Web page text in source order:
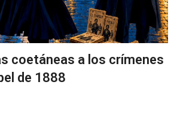
coetáneas a los crímenes
de 1888